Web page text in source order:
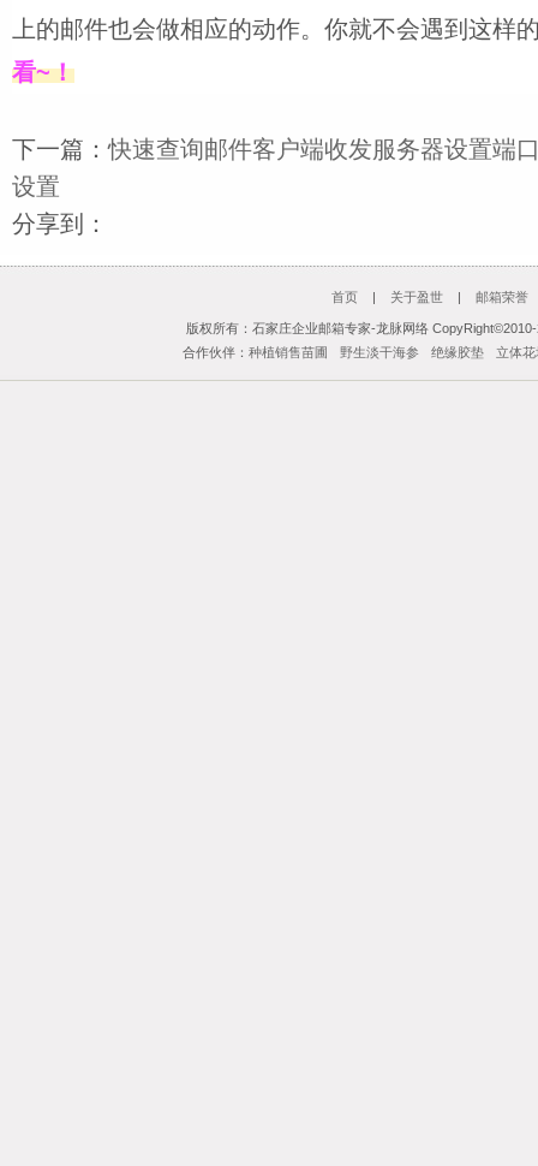
上的邮件也会做相应的动作。你就不会遇到这样
看~！
下一篇：快速查询邮件客户端收发服务器设置端
设置
分享到：
首页 | 关于盈世 | 邮箱荣誉
版权所有：石家庄企业邮箱专家-龙脉网络
合作伙伴：种植销售苗圃 野生淡干海参 绝缘胶垫 立体